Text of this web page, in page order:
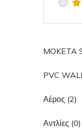
MOKETA
PVC
Αέρος (2)
Αντλίες (0)